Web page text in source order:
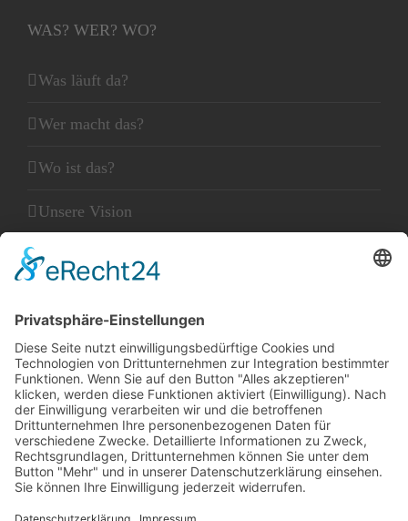
WAS? WER? WO?
Was läuft da?
Wer macht das?
Wo ist das?
Unsere Vision
Unser Leitbild
KLEINGEDRUCKTES
Kontakt
Datenschutz
Impressum